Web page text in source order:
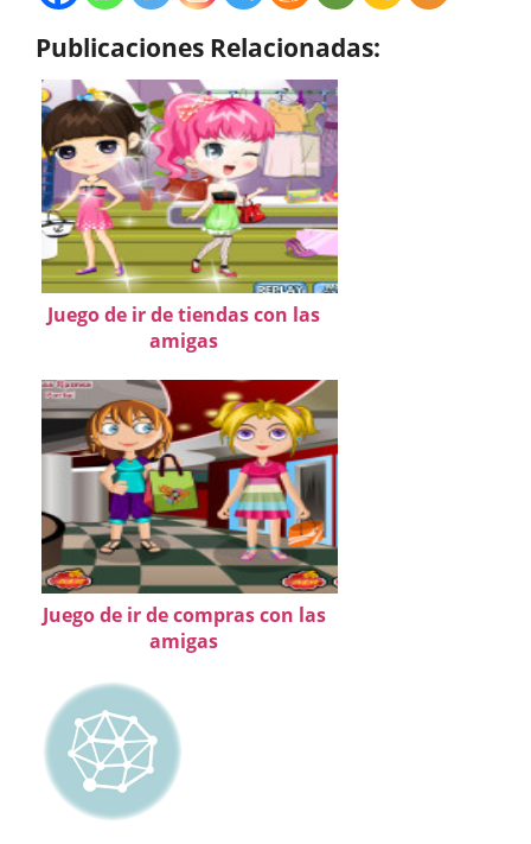
Publicaciones Relacionadas:
Juego de ir de tiendas con las
amigas
Juego de ir de compras con las
amigas